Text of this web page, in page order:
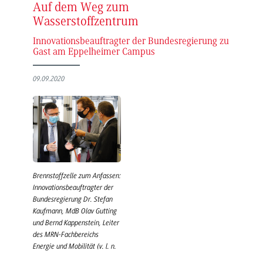
Auf dem Weg zum
Wasserstoffzentrum
Innovationsbeauftragter der Bundesregierung zu
Gast am Eppelheimer Campus
09.09.2020
Brennstoffzelle zum Anfassen:
Innovationsbeauftragter der
Bundesregierung Dr. Stefan
Kaufmann, MdB Olav Gutting
und Bernd Kappenstein, Leiter
des MRN-Fachbereichs
Energie und Mobilität (v. l. n.